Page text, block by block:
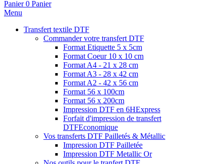
Panier 0 Panier
Menu
Transfert textile DTF
Commander votre transfert DTF
Format Etiquette 5 x 5cm
Format Coeur 10 x 10 cm
Format A4 - 21 x 28 cm
Format A3 - 28 x 42 cm
Format A2 - 42 x 56 cm
Format 56 x 100cm
Format 56 x 200cm
Impression DTF en 6HExpress
Forfait d'impression de transfert
DTFEconomique
Vos transferts DTF Pailletés & Métallic
Impression DTF Pailletée
Impression DTF Metallic Or